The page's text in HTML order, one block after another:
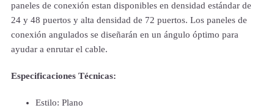
paneles de conexión estan disponibles en densidad estándar de
24 y 48 puertos y alta densidad de 72 puertos. Los paneles de
conexión angulados se diseñarán en un ángulo óptimo para
ayudar a enrutar el cable.
Especificaciones Técnicas:
Estilo: Plano